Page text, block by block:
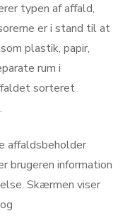
typen af affald,
er i stand til at
plastik, papir,
rum i
sorteret
affaldsbeholder
brugeren information
Skærmen viser